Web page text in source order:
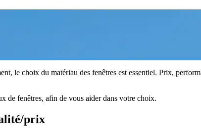
le choix du matériau des fenêtres est essentiel. Prix,
de fenêtres, afin de vous aider dans votre choix.
prix